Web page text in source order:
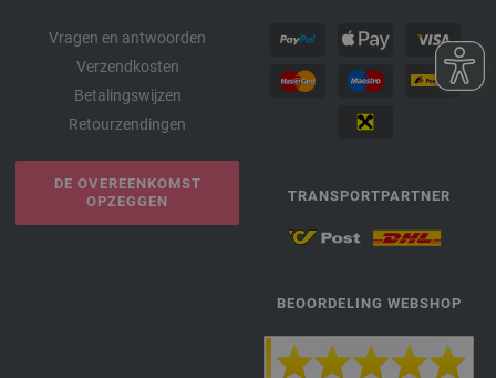
Vragen en antwoorden
Verzendkosten
Betalingswijzen
Retourzendingen
DE OVEREENKOMST
OPZEGGEN
TRANSPORTPARTNER
BEOORDELING WEBSHOP